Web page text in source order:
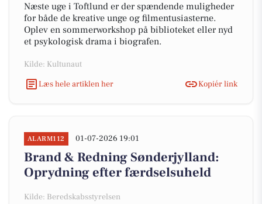
Næste uge i Toftlund er der spændende muligheder
for både de kreative unge og filmentusiasterne.
Oplev en sommerworkshop på biblioteket eller nyd
et psykologisk drama i biografen.
Kilde: Kultunaut
Læs hele artiklen her
Kopiér link
ALARM112 01-07-2026 19:01
Brand & Redning Sønderjylland:
Oprydning efter færdselsuheld
Kilde: Beredskabsstyrelsen